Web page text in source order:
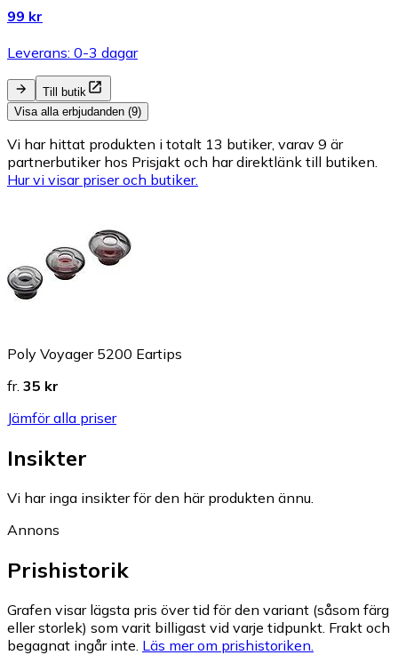
99 kr
Leverans: 0-3 dagar
Till butik
Visa alla erbjudanden (9)
Vi har hittat produkten i totalt 13 butiker, varav 9 är
partnerbutiker hos Prisjakt och har direktlänk till butiken.
Hur vi visar priser och butiker.
Poly Voyager 5200 Eartips
fr. 35 kr
Jämför alla priser
Insikter
Vi har inga insikter för den här produkten ännu.
Annons
Prishistorik
Grafen visar lägsta pris över tid för den variant (såsom färg
eller storlek) som varit billigast vid varje tidpunkt. Frakt och
begagnat ingår inte. Läs mer om prishistoriken.